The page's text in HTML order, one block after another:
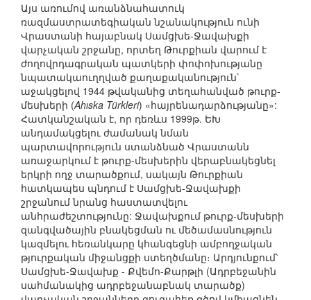
Այս առումով առանձնահատուկ
ռազմաստրատեգիական նշանակություն ունի
Վրաստանի հայաբնակ Սամցխե-Ջավախքի
վարչական շրջանը, որտեղ Թուրքիան վարում է
ժողովրդագրական պատկերի փոփոխությանը
նպատակաուղղված քաղաքականություն`
աջակցելով 1944 թվականից տեղահանված թուրք-
մեսխերի (Ahıska Türkleri) «հայրենադարձությանը»:
Հատկանշական է, որ դեռևս 1999թ. ԵԽ
անդամակցելու ժամանակ նման
պարտավորություն ստանձնած Վրաստանն
առաջարկում է թուրք-մեսխերին վերաբնակեցնել
երկրի ողջ տարածքում, սակայն Թուրքիան
հատկապես պնդում է Սամցխե-Ջավախքի
շրջանում նրանց հաստատվելու
անհրաժեշտությունը: Ջավախքում թուրք-մեսխերի
զանգվածային բնակեցման ու մեծամասնություն
կազմելու հեռանկարը կհանգեցնի ամբողջական
թյուրքական միջանցքի ստեղծմանը։ Արդյունքում՝
Սամցխե-Ջավախք - Քվեմո-Քարթլի (Ադրբեջանին
սահմանակից ադրբեջանաբնակ տարածք)